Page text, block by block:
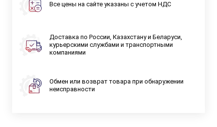
Все цены на сайте указаны с учетом НДС
Доставка по России, Казахстану и Беларуси,
курьерскими службами и транспортными
компаниями
Обмен или возврат товара при обнаружении
неисправности